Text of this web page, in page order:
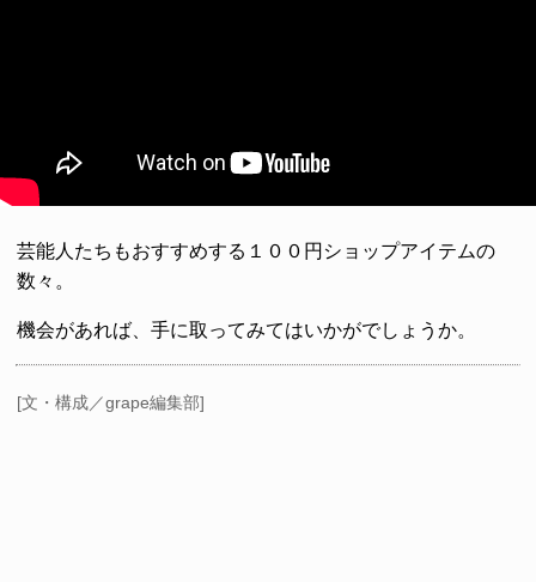
芸能人たちもおすすめする１００円ショップアイテムの
数々。
機会があれば、手に取ってみてはいかがでしょうか。
[文・構成／grape編集部]